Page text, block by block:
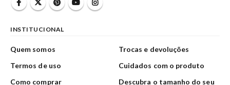
INSTITUCIONAL
Quem somos
Termos de uso
Como comprar
Trocas e devoluções
Cuidados com o produto
Descubra o tamanho do seu